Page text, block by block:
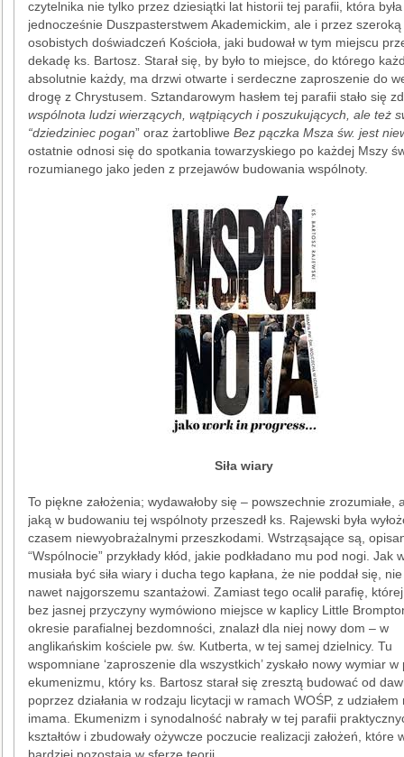
czytelnika nie tylko przez dziesiątki lat historii tej parafii, która była
jednocześnie Duszpasterstwem Akademickim, ale i przez
osobistych doświadczeń Kościoła, jaki budował w tym miejscu
dekadę ks. Bartosz. Starał się, by było to miejsce, do którego
absolutnie każdy, ma drzwi otwarte i serdeczne zaproszenie do
drogę z Chrystusem. Sztandarowym hasłem tej parafii stało się
wspólnota ludzi wierzących, wątpiących i poszukujących, ale też
“dziedziniec pogan” oraz żartobliwe Bez pączka Msza św. jest
ostatnie odnosi się do spotkania towarzyskiego po każdej Mszy
rozumianego jako jeden z przejawów budowania wspólnoty.
Siła wiary
To piękne założenia; wydawałoby się – powszechnie zrozumiałe,
jaką w budowaniu tej wspólnoty przeszedł ks. Rajewski była
czasem niewyobrażalnymi przeszkodami. Wstrząsające są,
“Wspólnocie” przykłady kłód, jakie podkładano mu pod nogi. Jak
musiała być siła wiary i ducha tego kapłana, że nie poddał się, nie
nawet najgorszemu szantażowi. Zamiast tego ocalił parafię,
bez jasnej przyczyny wymówiono miejsce w kaplicy Little
okresie parafialnej bezdomności, znalazł dla niej nowy dom – w
anglikańskim kościele pw. św. Kutberta, w tej samej dzielnicy. Tu
wspomniane ‘zaproszenie dla wszystkich’ zyskało nowy wymiar w
ekumenizmu, który ks. Bartosz starał się zresztą budować od
poprzez działania w rodzaju licytacji w ramach WOŚP, z udziałem
imama. Ekumenizm i synodalność nabrały w tej parafii
kształtów i zbudowały ożywcze poczucie realizacji założeń, które
bardziej pozostają w sferze teorii.